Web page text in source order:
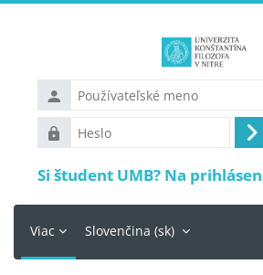
Používateľské
meno
Heslo
sa
Si študent UMB? Na
Viac Slovenčina ‎(sk)‎